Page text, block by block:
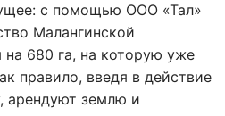
с помощью ООО «Тал»
Малангинской
680 га, на которую уже
правило, введя в действие
арендуют землю и